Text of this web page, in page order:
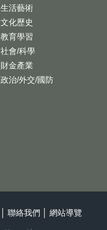
生活藝術
文化歷史
教育學習
社會/科學
財金產業
政治/外交/國防
聯絡我們 網站導覽